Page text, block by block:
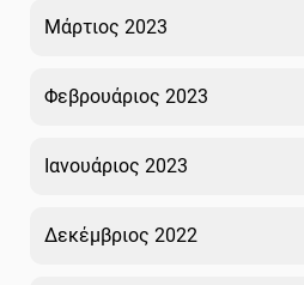
Μάρτιος 2023
Φεβρουάριος 2023
Ιανουάριος 2023
Δεκέμβριος 2022